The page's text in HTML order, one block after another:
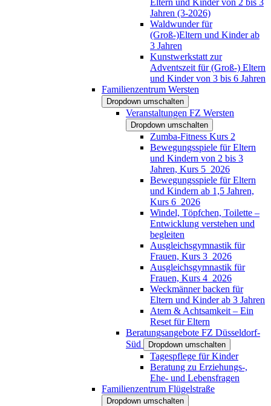
Jahren (3-2026)
Waldwunder für
(Groß-)Eltern und Kinder ab
3 Jahren
Kunstwerkstatt zur
Adventszeit für (Groß-) Eltern
und Kinder von 3 bis 6 Jahren
Familienzentrum Wersten
Dropdown umschalten
Veranstaltungen FZ Wersten
Dropdown umschalten
Zumba-Fitness Kurs 2
Bewegungsspiele für Eltern
und Kindern von 2 bis 3
Jahren, Kurs 5_2026
Bewegungsspiele für Eltern
und Kindern ab 1,5 Jahren,
Kurs 6_2026
Windel, Töpfchen, Toilette –
Entwicklung verstehen und
begleiten
Ausgleichsgymnastik für
Frauen, Kurs 3_2026
Ausgleichsgymnastik für
Frauen, Kurs 4_2026
Weckmänner backen für
Eltern und Kinder ab 3 Jahren
Atem & Achtsamkeit – Ein
Reset für Eltern
Beratungsangebote FZ Düsseldorf-
Süd
Dropdown umschalten
Tagespflege für Kinder
Beratung zu Erziehungs-,
Ehe- und Lebensfragen
Familienzentrum Flügelstraße
Dropdown umschalten